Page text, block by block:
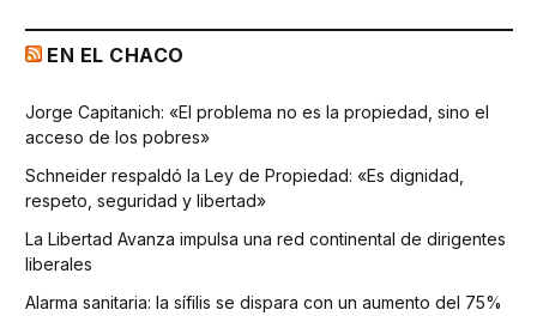
EN EL CHACO
Jorge Capitanich: «El problema no es la propiedad, sino el
acceso de los pobres»
Schneider respaldó la Ley de Propiedad: «Es dignidad,
respeto, seguridad y libertad»
La Libertad Avanza impulsa una red continental de dirigentes
liberales
Alarma sanitaria: la sífilis se dispara con un aumento del 75%